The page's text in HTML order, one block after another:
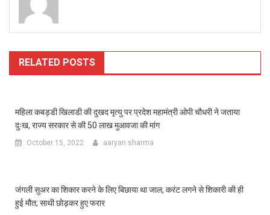
RELATED POSTS
महिला कबड्डी खिलाडी की दुखद मृत्यु पर प्रदेश महामंत्री ओपी चौधरी ने जताया
दुःख, राज्य सरकार से की 50 लाख मुआवजा की मांग
October 15, 2022 aaryan sharma
जंगली सुअर का शिकार करने के लिए बिछाया था जाल, करंट लगने से शिकारी की ही
हुई मौत; साथी छोड़कर हुए फरार